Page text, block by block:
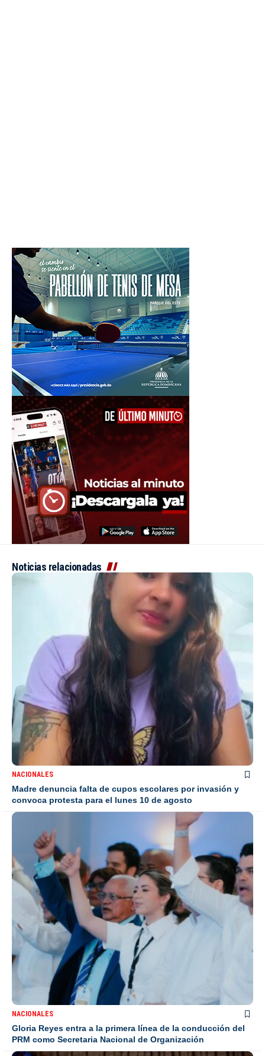
Noticias relacionadas
NACIONALES
Madre denuncia falta de cupos escolares por invasión y
convoca protesta para el lunes 10 de agosto
NACIONALES
Gloria Reyes entra a la primera línea de la conducción del
PRM como Secretaria Nacional de Organización